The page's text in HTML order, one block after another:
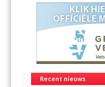
Recent nieuws